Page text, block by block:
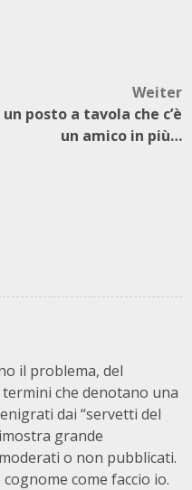
Weiter
posto a tavola che c’è
un amico in più…
il problema, del
che denotano una
dai “servetti del
grande
o non pubblicati.
come faccio io.